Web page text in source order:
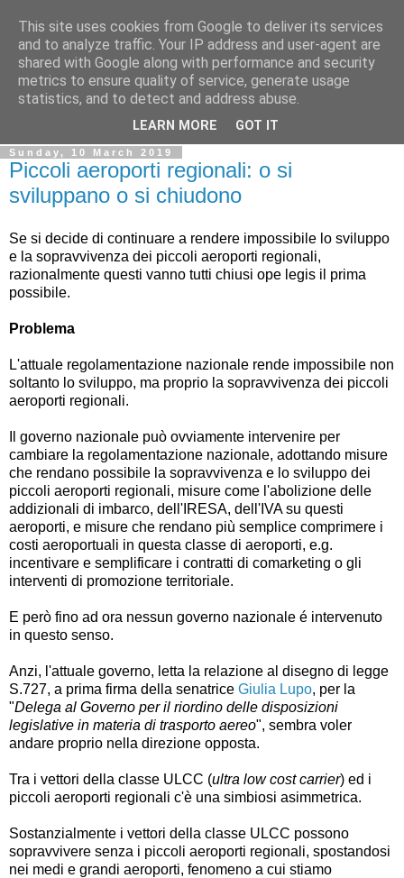
Ale Riolo's blog
Some posts are inEnglish , altri sono inItaliano , algunos
Español
Sunday, 10 March 2019
Piccoli aeroporti regionali: o si
sviluppano o si chiudono
Se si decide di continuare a rendere impossibile lo sviluppo
e la sopravvivenza dei piccoli aeroporti regionali,
razionalmente questi vanno tutti chiusi ope legis il prima
possibile.
Problema
L'attuale regolamentazione nazionale rende impossibile non
soltanto lo sviluppo, ma proprio la sopravvivenza dei piccoli
aeroporti regionali.
Il governo nazionale può ovviamente intervenire per
cambiare la regolamentazione nazionale, adottando misure
che rendano possibile la sopravvivenza e lo sviluppo dei
piccoli aeroporti regionali, misure come l'abolizione delle
addizionali di imbarco, dell'IRESA, dell'IVA su questi
aeroporti, e misure che rendano più semplice comprimere i
costi aeroportuali in questa classe di aeroporti, e.g.
incentivare e semplificare i contratti di comarketing o gli
interventi di promozione territoriale.
E però fino ad ora nessun governo nazionale é intervenuto
in questo senso.
Anzi, l'attuale governo, letta la relazione al disegno di legge
S.727, a prima firma della senatrice Giulia Lupo, per la
"Delega al Governo per il riordino delle disposizioni
legislative in materia di trasporto aereo", sembra voler
andare proprio nella direzione opposta.
Tra i vettori della classe ULCC (ultra low cost carrier) ed i
piccoli aeroporti regionali c'è una simbiosi asimmetrica.
Sostanzialmente i vettori della classe ULCC possono
sopravvivere senza i piccoli aeroporti regionali, spostandosi
nei medi e grandi aeroporti, fenomeno a cui stiamo
This site uses cookies from Google to deliver its services
and to analyze traffic. Your IP address and user-agent are
shared with Google along with performance and security
metrics to ensure quality of service, generate usage
statistics, and to detect and address abuse.
LEARN MORE GOT IT